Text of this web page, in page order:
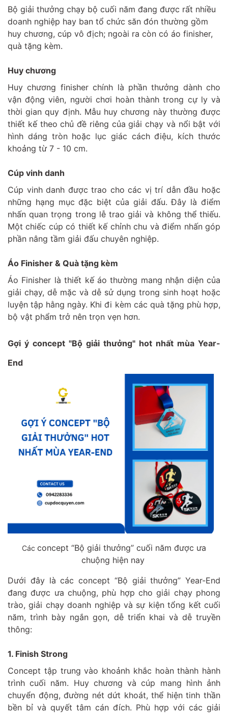
Bộ giải thưởng chạy bộ cuối năm đang được rất nhiều
doanh nghiệp hay ban tổ chức săn đón thường gồm
huy chương, cúp vô địch; ngoài ra còn có áo finisher,
quà tặng kèm.
Huy chương
Huy chương finisher chính là phần thưởng dành cho
vận động viên, người chơi hoàn thành trong cự ly và
thời gian quy định. Mẫu huy chương này thường được
thiết kế theo chủ đề riêng của giải chạy và nổi bật với
hình dáng tròn hoặc lục giác cách điệu, kích thước
khoảng từ 7 - 10 cm.
Cúp vinh danh
Cúp vinh danh được trao cho các vị trí dẫn đầu hoặc
những hạng mục đặc biệt của giải đấu. Đây là điểm
nhấn quan trọng trong lễ trao giải và không thể thiếu.
Một chiếc cúp có thiết kế chỉnh chu và điểm nhấn góp
phần nâng tầm giải đấu chuyên nghiệp.
Áo Finisher & Quà tặng kèm
Áo Finisher là thiết kế áo thường mang nhận diện của
giải chạy, dễ mặc và dễ sử dụng trong sinh hoạt hoặc
luyện tập hằng ngày. Khi đi kèm các quà tặng phù hợp,
bộ vật phẩm trở nên trọn vẹn hơn.
Gợi ý concept "Bộ giải thưởng" hot nhất mùa Year-
End
Các concept “Bộ giải thưởng” cuối năm được ưa
chuộng hiện nay
Dưới đây là các concept “Bộ giải thưởng” Year-End
đang được ưa chuộng, phù hợp cho giải chạy phong
trào, giải chạy doanh nghiệp và sự kiện tổng kết cuối
năm, trình bày ngắn gọn, dễ triển khai và dễ truyền
thông:
1. Finish Strong
Concept tập trung vào khoảnh khắc hoàn thành hành
trình cuối năm. Huy chương và cúp mang hình ảnh
chuyển động, đường nét dứt khoát, thể hiện tinh thần
bền bỉ và quyết tâm cán đích. Phù hợp với các giải